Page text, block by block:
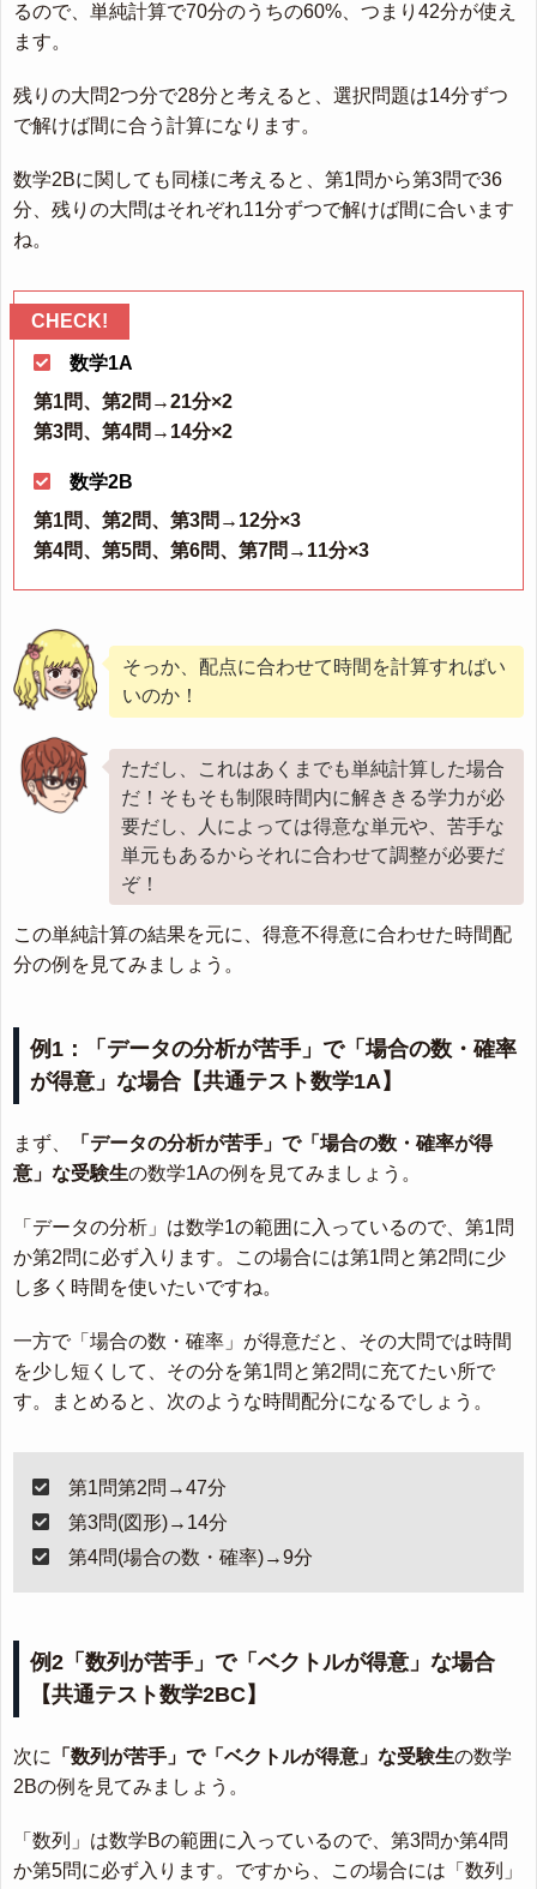
るので、単純計算で70分のうちの60%、つまり42分が使え
ます。
残りの大問2つ分で28分と考えると、選択問題は14分ずつ
で解けば間に合う計算になります。
数学2Bに関しても同様に考えると、第1問から第3問で36
分、残りの大問はそれぞれ11分ずつで解けば間に合います
ね。
数学1A
第1問、第2問→21分×2
第3問、第4問→14分×2
数学2B
第1問、第2問、第3問→12分×3
第4問、第5問、第6問、第7問→11分×3
そっか、配点に合わせて時間を計算すればい
いのか！
ただし、これはあくまでも単純計算した場合
だ！そもそも制限時間内に解ききる学力が必
要だし、人によっては得意な単元や、苦手な
単元もあるからそれに合わせて調整が必要だ
ぞ！
この単純計算の結果を元に、得意不得意に合わせた時間配
分の例を見てみましょう。
例1：「データの分析が苦手」で「場合の数・確率
が得意」な場合【共通テスト数学1A】
まず、
「データの分析が苦手」で「場合の数・確率が得
意」な受験生の数学1Aの例を見てみましょう。
「データの分析」は数学1の範囲に入っているので、第1問
か第2問に必ず入ります。この場合には第1問と第2問に少
し多く時間を使いたいですね。
一方で「場合の数・確率」が得意だと、その大問では時間
を少し短くして、その分を第1問と第2問に充てたい所で
す。まとめると、次のような時間配分になるでしょう。
第1問第2問→47分
第3問(図形)→14分
第4問(場合の数・確率)→9分
例2「数列が苦手」で「ベクトルが得意」な場合
【共通テスト数学2BC】
次に 「数列が苦手」で「ベクトルが得意」な受験生の数学
2Bの例を見てみましょう。
「数列」は数学Bの範囲に入っているので、第3問か第4問
か第5問に必ず入ります。ですから、この場合には「数列」